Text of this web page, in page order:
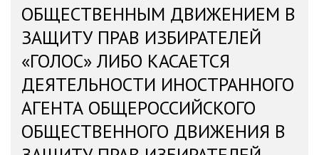
ОБЩЕСТВЕННЫМ ДВИЖЕНИЕМ В
ЗАЩИТУ ПРАВ ИЗБИРАТЕЛЕЙ
«ГОЛОС» ЛИБО КАСАЕТСЯ
ДЕЯТЕЛЬНОСТИ ИНОСТРАННОГО
АГЕНТА ОБЩЕРОССИЙСКОГО
ОБЩЕСТВЕННОГО ДВИЖЕНИЯ В